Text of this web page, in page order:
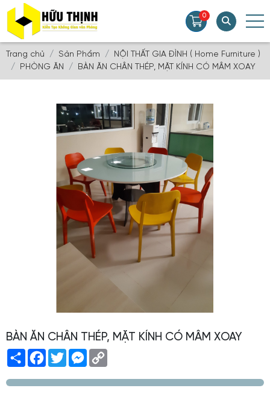
0
Trang chủ Sản Phẩm
NỘI THẤT GIA ĐÌNH ( Home Furniture )
PHÒNG ĂN
BÀN ĂN CHÂN THÉP, MẶT KÍNH CÓ MÂM XOAY
BÀN ĂN CHÂN THÉP, MẶT KÍNH CÓ MÂM XOAY
ShareFacebook
TwitterMessenger